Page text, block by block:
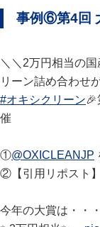
事例⑥第4回
＼＼2万円相当の
リーン詰め合わせ
#オキシクリーン
催
①@OXICLEANJP
②【引用リポスト】
今年の大賞は・・